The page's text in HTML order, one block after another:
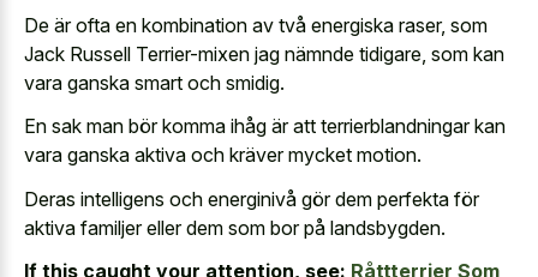
De är ofta en kombination av två energiska raser, som
Jack Russell Terrier-mixen jag nämnde tidigare, som kan
vara ganska smart och smidig.
En sak man bör komma ihåg är att terrierblandningar kan
vara ganska aktiva och kräver mycket motion.
Deras intelligens och energinivå gör dem perfekta för
aktiva familjer eller dem som bor på landsbygden.
If this caught your attention, see: Råttterrier Som